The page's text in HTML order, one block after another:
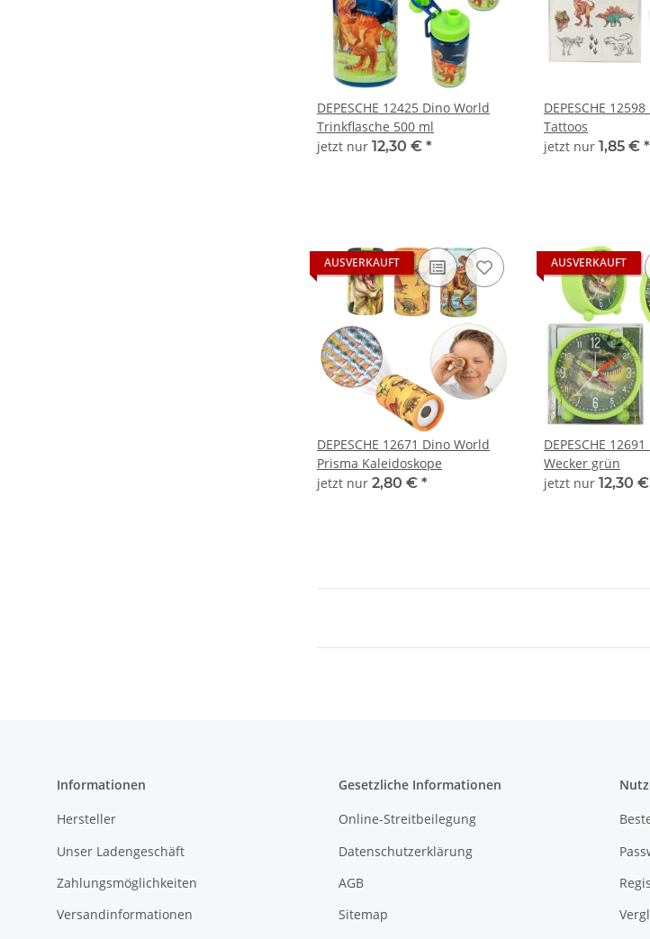
DEPESCHE 12425 Dino World
Trinkflasche 500 ml
jetzt nur 12,30 € *
DEPESCHE
Tattoos
jetzt nur 1,85 € *
AUSVERKAUFT
DEPESCHE 12671 Dino World
Prisma Kaleidoskope
jetzt nur 2,80 € *
AUSVERKAUFT
DEPESCHE
Wecker grün
jetzt nur 12,30 €
Informationen
Hersteller
Unser Ladengeschäft
Zahlungsmöglichkeiten
Versandinformationen
Gesetzliche Informationen
Online-Streitbeilegung
Datenschutzerklärung
AGB
Sitemap